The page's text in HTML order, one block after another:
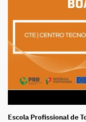
Escola Profissional de